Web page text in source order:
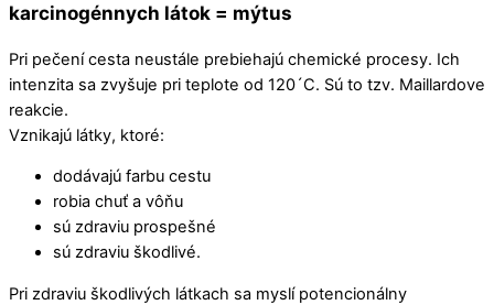
karcinogénnych látok = mýtus
Pri pečení cesta neustále prebiehajú chemické procesy. Ich
intenzita sa zvyšuje pri teplote od 120´C. Sú to tzv. Maillardove
reakcie.
Vznikajú látky, ktoré:
dodávajú farbu cestu
robia chuť a vôňu
sú zdraviu prospešné
sú zdraviu škodlivé.
Pri zdraviu škodlivých látkach sa myslí potencionálny